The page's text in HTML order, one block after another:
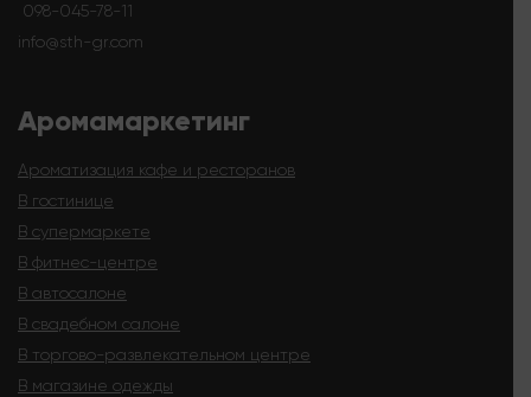
098-045-78-11
info@sth-gr.com
Аромамаркетинг
Ароматизация кафе и ресторанов
В гостинице
В супермаркете
В фитнес-центре
В автосалоне
В свадебном салоне
В торгово-развлекательном центре
В магазине одежды